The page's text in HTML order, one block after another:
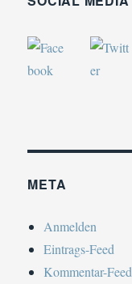
META
Anmelden
Eintrags-Feed
Kommentar-Feed